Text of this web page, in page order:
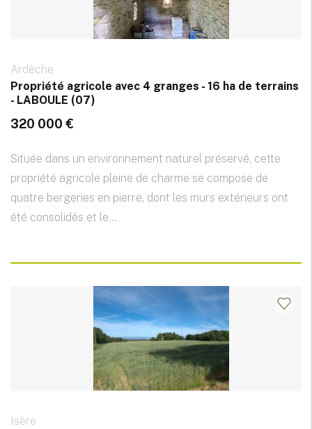
Ardèche
Propriété agricole avec 4 granges - 16 ha de terrains
- LABOULE (07)
320 000 €
Située dans un environnement naturel préservé, cette
propriété agricole pleine de charme se compose de
quatre bergeries en pierre, dont les murs extérieurs ont
été consolidés et le...
Isère